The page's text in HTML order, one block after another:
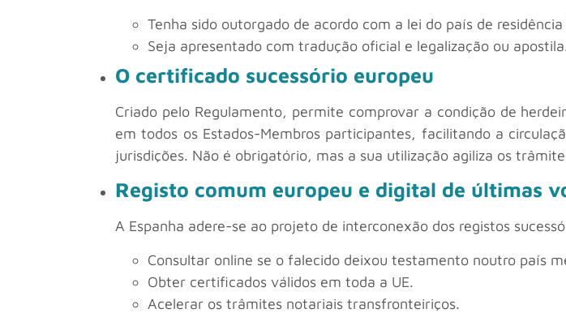
Tenha sido outorgado de acordo com a lei do país de
Seja apresentado com tradução oficial e legalização ou
O certificado sucessório europeu
Criado pelo Regulamento, permite comprovar a condição de
em todos os Estados-Membros participantes, facilitando a
jurisdições. Não é obrigatório, mas a sua utilização agiliza os
Registo comum europeu e digital de últimas
A Espanha adere-se ao projeto de interconexão dos registos
Consultar online se o falecido deixou testamento noutro país
Obter certificados válidos em toda a UE.
Acelerar os trâmites notariais transfronteiriços.